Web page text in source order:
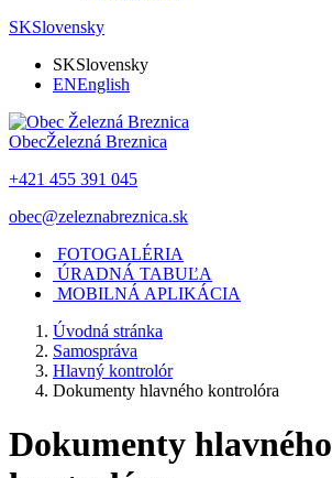
SKSlovensky
SKSlovensky
ENEnglish
ObecŽelezná Breznica
+421 455 391 045
obec@zeleznabreznica.sk
FOTOGALÉRIA
ÚRADNÁ TABUĽA
MOBILNÁ APLIKÁCIA
Úvodná stránka
Samospráva
Hlavný kontrolór
Dokumenty hlavného kontrolóra
Dokumenty hlavného